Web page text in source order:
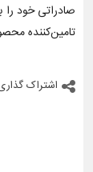
صادراتی خود
تامین‌کننده
اشتراک